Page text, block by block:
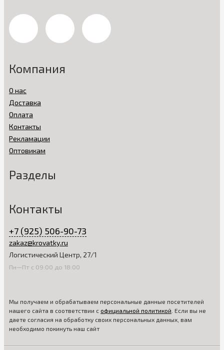
Компания
О нас
Доставка
Оплата
Контакты
Рекламации
Оптовикам
Разделы
Контакты
+7 (925) 506-90-73
zakaz@krovatky.ru
Логистический Центр, 27/1
Пн—Пт с 09:00 до 18:00
Мы получаем и обрабатываем персональные данные посетителей
нашего сайта в соответствии с официальной политикой . Если вы не
даете согласия на обработку своих персональных данных, вам
необходимо покинуть наш сайт